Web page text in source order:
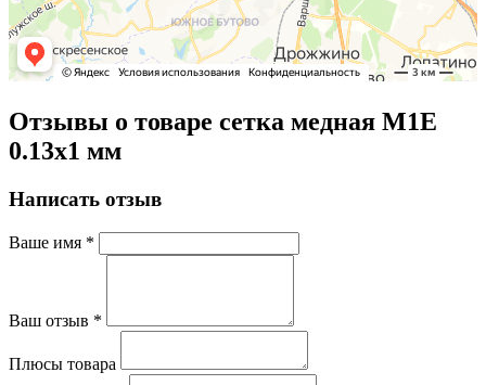
Отзывы о товаре сетка медная М1Е
0.13х1 мм
Написать отзыв
Ваше имя *
Ваш отзыв *
Плюсы товара